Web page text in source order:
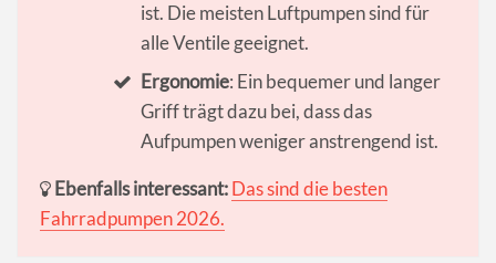
ist. Die meisten Luftpumpen sind für
alle Ventile geeignet.
Ergonomie: Ein bequemer und langer
Griff trägt dazu bei, dass das
Aufpumpen weniger anstrengend ist.
Ebenfalls interessant:Das sind die besten
Fahrradpumpen 2026.